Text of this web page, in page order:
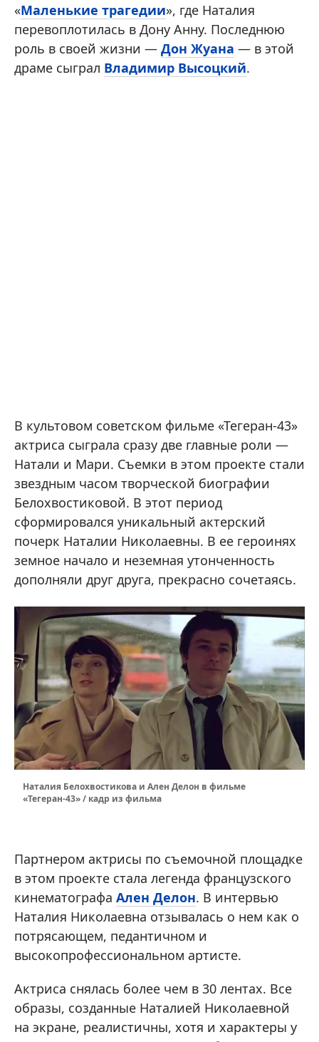
«Маленькие трагедии», где Наталия
перевоплотилась в Дону Анну. Последнюю
роль в своей жизни — Дон Жуана — в этой
драме сыграл Владимир Высоцкий.
В культовом советском фильме «Тегеран-43»
актриса сыграла сразу две главные роли —
Натали и Мари. Съемки в этом проекте стали
звездным часом творческой биографии
Белохвостиковой. В этот период
сформировался уникальный актерский
почерк Наталии Николаевны. В ее героинях
земное начало и неземная утонченность
дополняли друг друга, прекрасно сочетаясь.
Наталия Белохвостикова и Ален Делон в фильме
«Тегеран-43» / кадр из фильма
Партнером актрисы по съемочной площадке
в этом проекте стала легенда французского
кинематографа Ален Делон. В интервью
Наталия Николаевна отзывалась о нем как о
потрясающем, педантичном и
высокопрофессиональном артисте.
Актриса снялась более чем в 30 лентах. Все
образы, созданные Наталией Николаевной
на экране, реалистичны, хотя и характеры у